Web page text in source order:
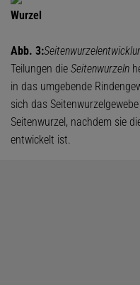
Wurzel
Abb. 3:
Teilungen die Seitenwurzeln
in das umgebende
sich das
Seitenwurzel, nachdem sie
entwickelt ist.